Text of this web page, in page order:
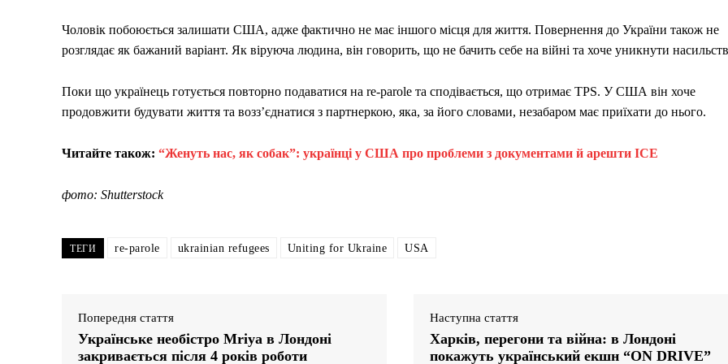
Чоловік побоюється залишати США, адже фактично не має іншого місця для життя. Повернення до України також не
розглядає як бажаний варіант. Як віруюча людина, він говорить, що не бачить себе на війні та хоче уникнути
Поки що українець готується повторно подаватися на re-parole та сподівається, що отримає TPS. У США він хоче
продовжити будувати життя та возз’єднатися з партнеркою, яка, за його словами, незабаром має приїхати до нього.
Читайте також: “Женуть нас, як собак”: українці у США про проблеми з документами й арешти ICE
фото: Shutterstock
ТЕГИ re-parole ukrainian refugees Uniting for Ukraine USA
Попередня стаття
Українське необістро Mriya в Лондоні
закривається після 4 років роботи
Наступна стаття
Харків, перегони та війна: в Лондоні
покажуть український екшн “ON DRIVE”